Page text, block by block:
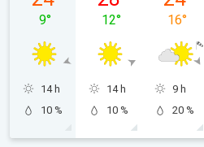
9°
14 h
10 %
12°
14 h
10 %
16°
9 h
20 %